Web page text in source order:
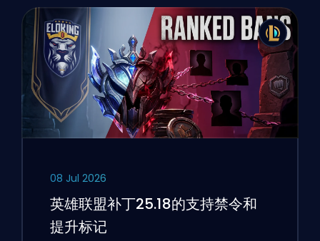
08 Jul 2026
英雄联盟补丁25.18的支持禁令和
提升标记